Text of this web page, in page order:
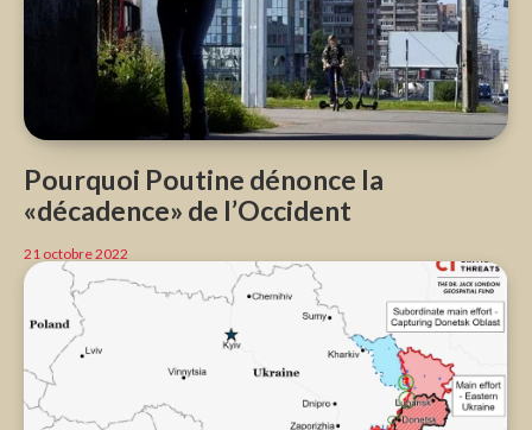
Pourquoi Poutine dénonce la
«décadence» de l’Occident
21 octobre 2022